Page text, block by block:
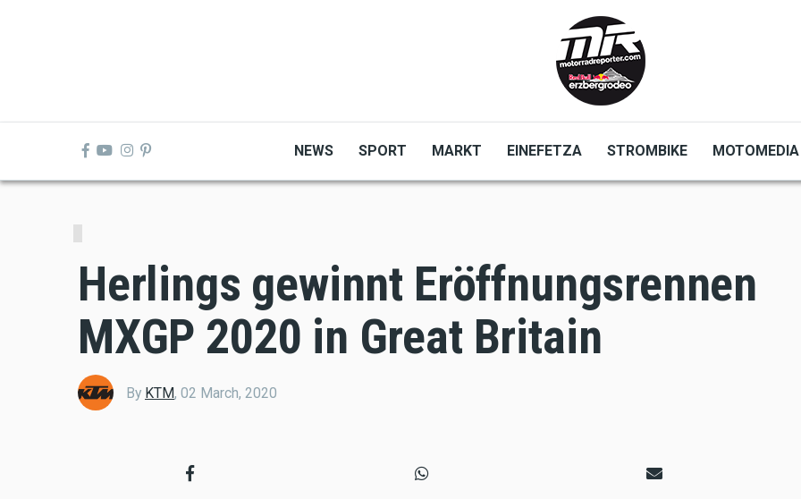
NEWS SPORT MARKT EINEFETZA STROMBIKE MOTOMEDIA
Herlings gewinnt Eröffnungsrennen
MXGP 2020 in Great Britain
By KTM, 02 March, 2020